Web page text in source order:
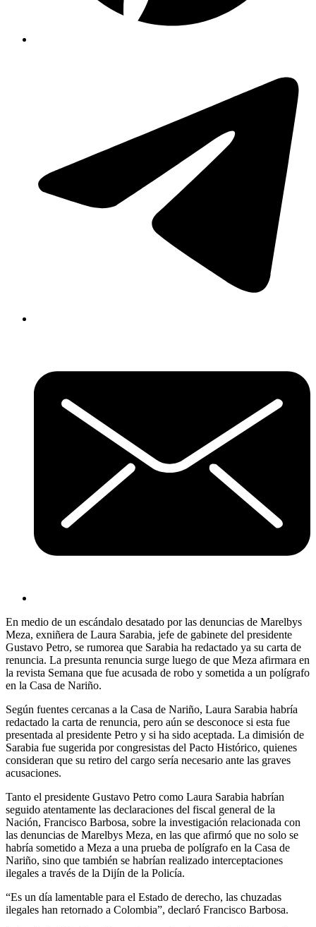
En medio de un escándalo desatado por las denuncias de Marelbys
Meza, exniñera de Laura Sarabia, jefe de gabinete del presidente
Gustavo Petro, se rumorea que Sarabia ha redactado ya su carta de
renuncia. La presunta renuncia surge luego de que Meza afirmara en
la revista Semana que fue acusada de robo y sometida a un polígrafo
en la Casa de Nariño.
Según fuentes cercanas a la Casa de Nariño, Laura Sarabia habría
redactado la carta de renuncia, pero aún se desconoce si esta fue
presentada al presidente Petro y si ha sido aceptada. La dimisión de
Sarabia fue sugerida por congresistas del Pacto Histórico, quienes
consideran que su retiro del cargo sería necesario ante las graves
acusaciones.
Tanto el presidente Gustavo Petro como Laura Sarabia habrían
seguido atentamente las declaraciones del fiscal general de la
Nación, Francisco Barbosa, sobre la investigación relacionada con
las denuncias de Marelbys Meza, en las que afirmó que no solo se
habría sometido a Meza a una prueba de polígrafo en la Casa de
Nariño, sino que también se habrían realizado interceptaciones
ilegales a través de la Dijín de la Policía.
“Es un día lamentable para el Estado de derecho, las chuzadas
ilegales han retornado a Colombia”, declaró Francisco Barbosa.